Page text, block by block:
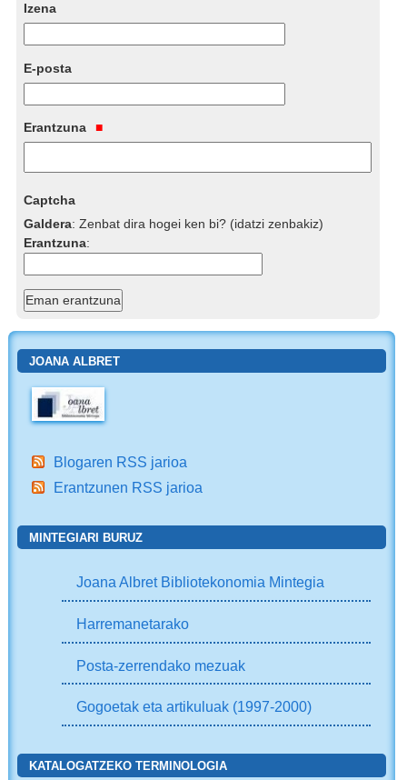
Izena
E-posta
Erantzuna
Captcha
Galdera:Zenbat dira hogei ken bi? (idatzi zenbakiz)
Erantzuna:
JOANA ALBRET
Blogaren RSS jarioa
Erantzunen RSS jarioa
MINTEGIARI BURUZ
Joana Albret Bibliotekonomia Mintegia
Harremanetarako
Posta-zerrendako mezuak
Gogoetak eta artikuluak (1997-2000)
KATALOGATZEKO TERMINOLOGIA